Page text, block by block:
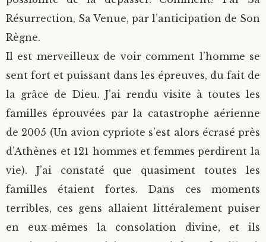
Résurrection, Sa Venue, par l’anticipation de Son
Règne.
Il est merveilleux de voir comment l’homme se
sent fort et puissant dans les épreuves, du fait de
la grâce de Dieu. J’ai rendu visite à toutes les
familles éprouvées par la catastrophe aérienne
de 2005 (Un avion cypriote s’est alors écrasé près
d’Athènes et 121 hommes et femmes perdirent la
vie). J’ai constaté que quasiment toutes les
familles étaient fortes. Dans ces moments
terribles, ces gens allaient littéralement puiser
en eux-mêmes la consolation divine, et ils